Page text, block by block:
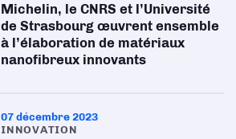
Michelin, le CNRS et l’Université
de Strasbourg œuvrent ensemble
à l’élaboration de matériaux
nanofibreux innovants
07 décembre 2023
INNOVATION